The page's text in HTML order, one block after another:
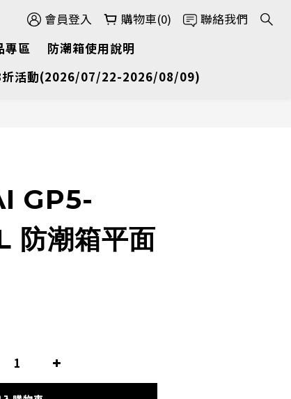
會員登入 購物車(0)
聯絡我們
專區
防潮箱使用說明
折活動(2026/07/22-2026/08/09)
GP5-
防潮箱平面